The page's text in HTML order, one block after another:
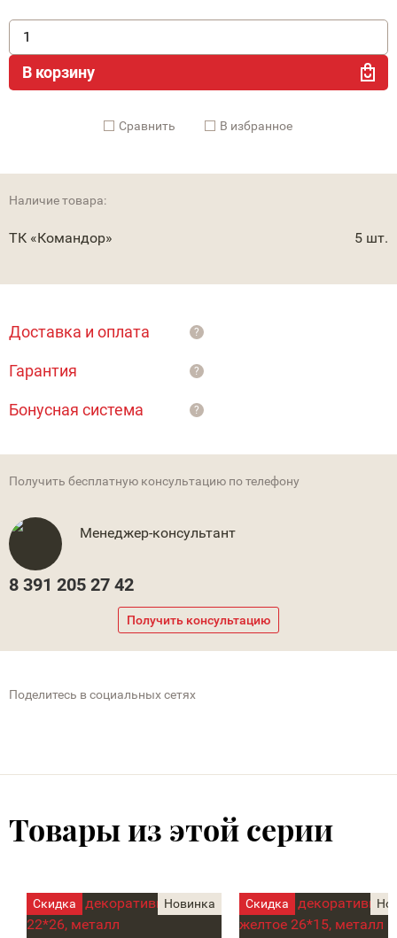
В корзину
Cравнить В избранное
Наличие товара:
ТК «Командор» 5 шт.
Доставка и оплата ?
Гарантия ?
Бонусная система ?
Получить бесплатную консультацию по телефону
Менеджер-консультант
8 391 205 27 42
Получить консультацию
Поделитесь в социальных сетях
Товары из этой серии